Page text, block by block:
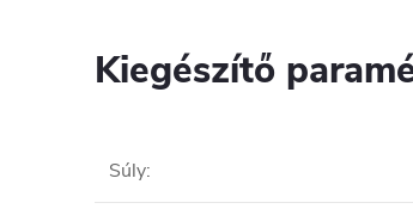
Kiegészítő
Súly: